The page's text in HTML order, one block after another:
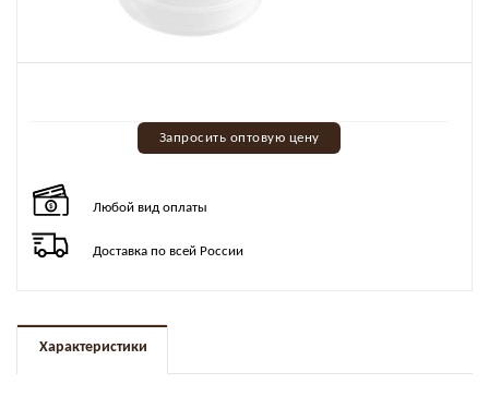
Запросить оптовую цену
Любой вид оплаты
Доставка по всей России
Характеристики